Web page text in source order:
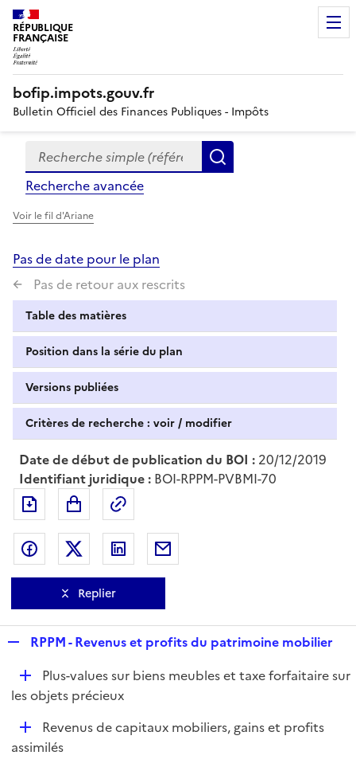
RÉPUBLIQUE
FRANÇAISE
bofip.impots.gouv.fr
Bulletin Officiel des Finances Publiques - Impôts
Formulaire
de
recherche
Recherche simple (références, mots clés, partie du
Recherche avancée
Voir le fil d'Ariane
Pas de date pour le plan
Pas de retour aux rescrits
Table des matières
Position dans la série du plan
Versions publiées
Critères de recherche : voir / modifier
Date de début de publication du BOI : 20/12/2019
Identifiant juridique : BOI-RPPM-PVBMI-70
Exporter le document au format pdf
Partager sur Facebook
Partager sur Twitter
Partager sur LinkedIn
Replier
p
l
i
e
r
RPPM - Revenus et profits du patrimoine mobilier
D
é
i
Plus-values sur biens meubles et taxe forfaitaire sur
les objets précieux
D
é
Revenus de capitaux mobiliers, gains et profits
assimilés